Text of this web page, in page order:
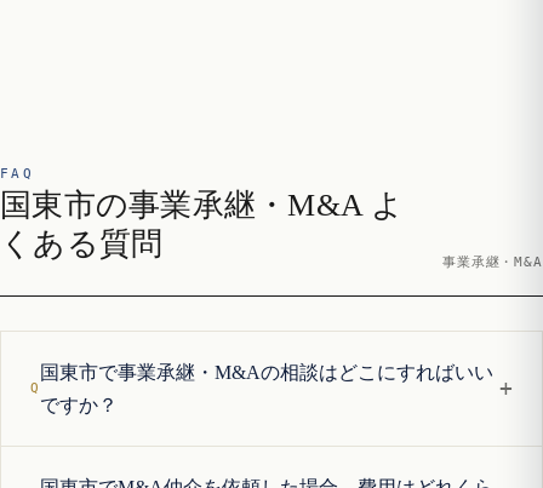
FAQ
国東市の事業承継・M&A よ
くある質問
事業承継・M&A
国東市で事業承継・M&Aの相談はどこにすればいい
ですか？
+